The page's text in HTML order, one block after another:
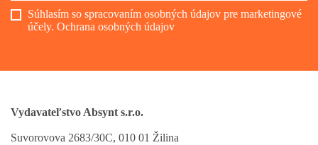
Súhlasím so spracovaním osobných údajov pre marketingové
účely. Ochrana osobných údajov
Vydavateľstvo Absynt s.r.o.
Suvorovova 2683/30C, 010 01 Žilina